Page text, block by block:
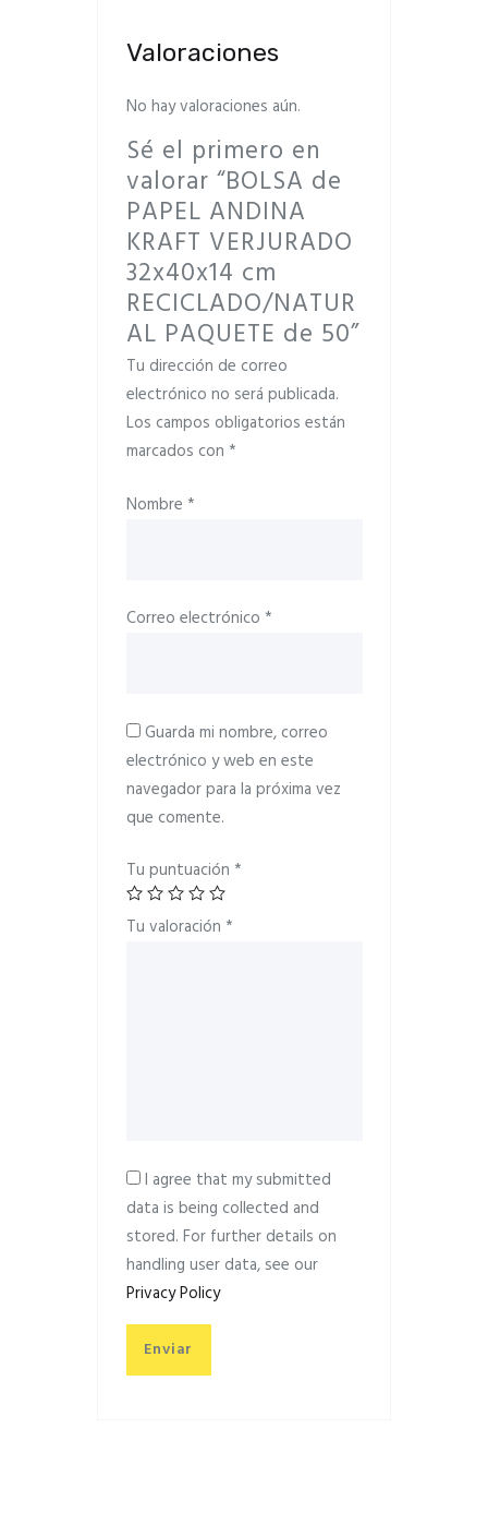
Valoraciones
No hay valoraciones aún.
Sé el primero en
valorar “BOLSA de
PAPEL ANDINA
KRAFT VERJURADO
32x40x14 cm
RECICLADO/NATUR
AL PAQUETE de 50”
Tu dirección de correo
electrónico no será publicada.
Los campos obligatorios están
marcados con *
Nombre *
Correo electrónico *
Guarda mi nombre, correo
electrónico y web en este
navegador para la próxima vez
que comente.
Tu puntuación *
Tu valoración *
I agree that my submitted
data is being collected and
stored. For further details on
handling user data, see our
Privacy Policy